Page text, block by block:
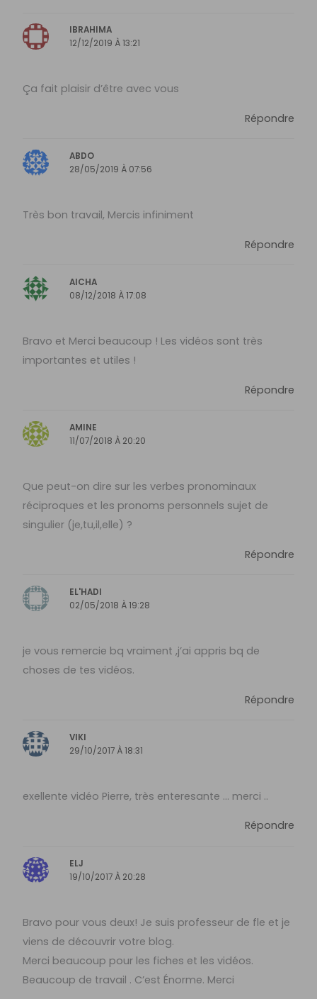
IBRAHIMA
12/12/2019 À 13:21
Ça fait plaisir d’être avec vous
Répondre
ABDO
28/05/2019 À 07:56
Très bon travail, Mercis infiniment
Répondre
AICHA
08/12/2018 À 17:08
Bravo et Merci beaucoup ! Les vidéos sont très
importantes et utiles !
Répondre
AMINE
11/07/2018 À 20:20
Que peut-on dire sur les verbes pronominaux
réciproques et les pronoms personnels sujet de
singulier (je,tu,il,elle) ?
Répondre
EL'HADI
02/05/2018 À 19:28
je vous remercie bq vraiment ,j’ai appris bq de
choses de tes vidéos.
Répondre
VIKI
29/10/2017 À 18:31
exellente vidéo Pierre, très enteresante … merci ..
Répondre
ELJ
19/10/2017 À 20:28
Bravo pour vous deux! Je suis professeur de fle et je
viens de découvrir votre blog.
Merci beaucoup pour les fiches et les vidéos.
Beaucoup de travail . C’est Énorme. Merci